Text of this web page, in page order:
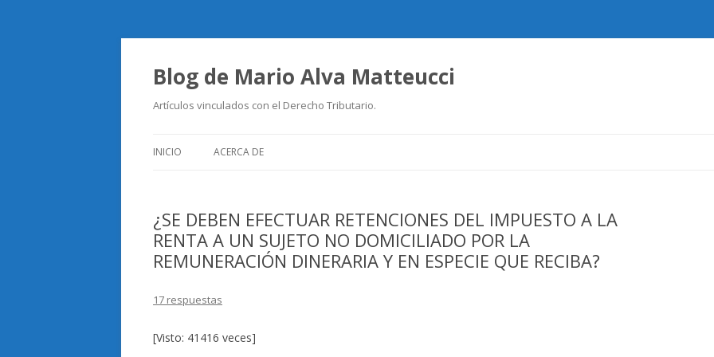
Blog de Mario Alva Matteucci
Artículos vinculados con el Derecho Tributario.
INICIO ACERCA DE
¿SE DEBEN EFECTUAR RETENCIONES DEL IMPUESTO A LA
RENTA A UN SUJETO NO DOMICILIADO POR LA
REMUNERACIÓN DINERARIA Y EN ESPECIE QUE RECIBA?
17 respuestas
[Visto: 41416 veces]